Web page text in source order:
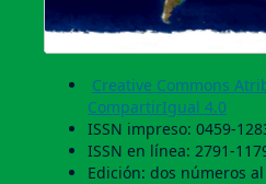
Creative Commons
CompartirIgual 4.0
ISSN impreso: 0459-
ISSN en línea: 2791-
Edición: dos números